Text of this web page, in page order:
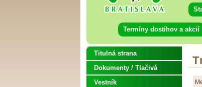
Termíny dostihov a akcií
Titulná strana
Dokumenty / Tlačivá
Vestník